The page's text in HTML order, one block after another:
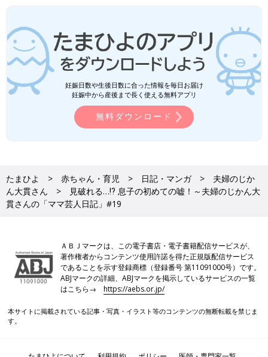
妊娠日数や生後日数に合った情報を毎日お届け
妊娠中から産後まで長く使える無料アプリ
無料ダウンロード
たまひよ 赤ちゃん・育児 日記・マンガ
夫婦のじか
ん大貫さん
見破れる…⁉ 息子の初めての嘘！～夫婦のじかん大
貫さんの「ママ芸人日記」#19
ＡＢＪマークは、この電子書店・電子書籍配信サービスが、
著作権者からコンテンツ使用許諾を得た正規版配信サービス
であることを示す登録商標（登録番号 第11091000号）です。
ABJマークの詳細、ABJマークを掲示しているサービスの一覧
はこちら→https://aebs.or.jp/
本サイトに掲載されている記事・写真・イラスト等のコンテンツの無断転載を禁じま
す。